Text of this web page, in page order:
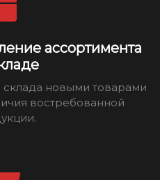
ассортимента
новыми товарами
востребованной